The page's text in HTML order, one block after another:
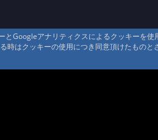
とGoogleアナリティクスによるクッキーを
時はクッキーの使用につき同意頂けたもの